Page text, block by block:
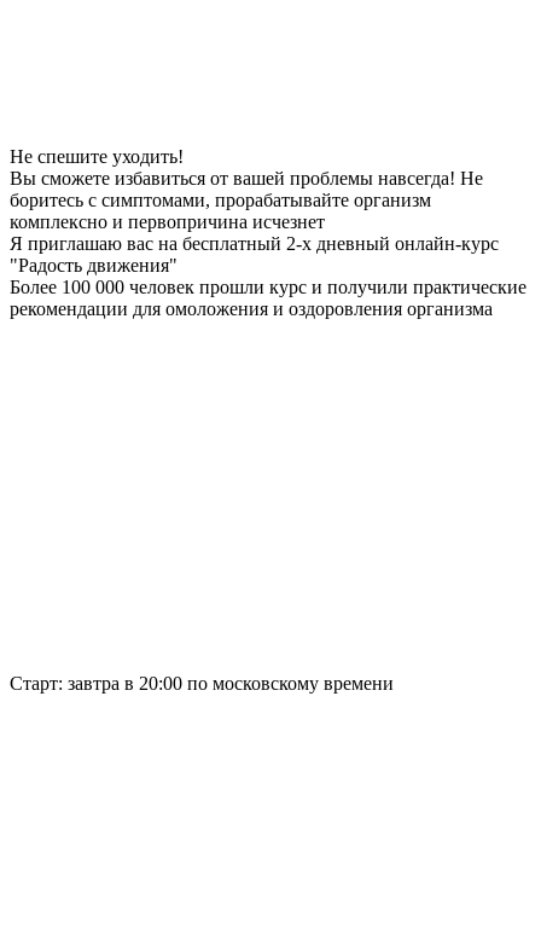
Не спешите уходить!
Вы сможете избавиться от вашей проблемы навсегда! Не
боритесь с симптомами, прорабатывайте организм
комплексно и первопричина исчезнет
Я приглашаю вас на бесплатный 2-х дневный онлайн-курс
"Радость движения"
Более 100 000 человек прошли курс и получили практические
рекомендации для омоложения и оздоровления организма
Старт: завтра в 20:00 по московскому времени